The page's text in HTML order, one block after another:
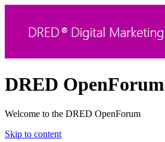
DRED OpenForum
Welcome to the DRED OpenForum
Skip to content